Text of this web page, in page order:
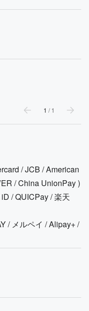
1 /1
/ JCB / American
/ China UnionPay)
/ QUICPay / 楽天
/ メルペイ / Alipay+ /